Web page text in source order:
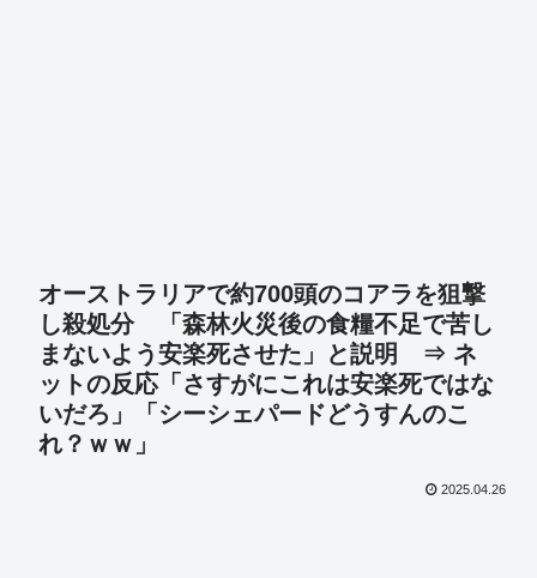
オーストラリアで約700頭のコアラを狙撃
し殺処分 「森林火災後の食糧不足で苦し
まないよう安楽死させた」と説明 ⇒ ネ
ットの反応「さすがにこれは安楽死ではな
いだろ」「シーシェパードどうすんのこ
れ？ｗｗ」
2025.04.26